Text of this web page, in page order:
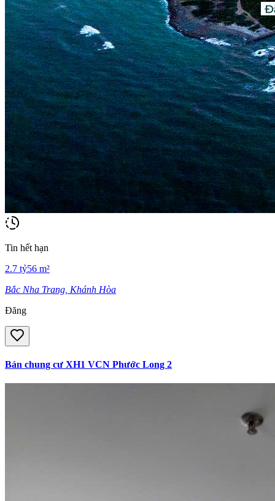
Tin hết hạn
2.7 tỷ56 m²
Bắc Nha Trang, Khánh Hòa
Đăng
Bán chung cư XH1 VCN Phước Long 2